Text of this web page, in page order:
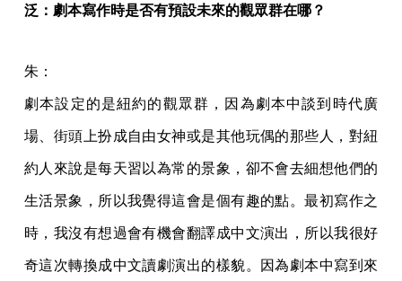
泛：劇本寫作時是否有預設未來的觀眾群在哪？
朱：
劇本設定的是紐約的觀眾群，因為劇本中談到時代廣
場、街頭上扮成自由女神或是其他玩偶的那些人，對紐
約人來說是每天習以為常的景象，卻不會去細想他們的
生活景象，所以我覺得這會是個有趣的點。最初寫作之
時，我沒有想過會有機會翻譯成中文演出，所以我很好
奇這次轉換成中文讀劇演出的樣貌。因為劇本中寫到來